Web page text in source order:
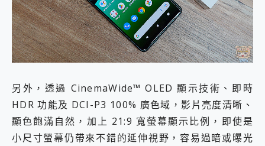
另外，透過 CinemaWide™ OLED 顯示技術、即時
HDR 功能及 DCI-P3 100% 廣色域，影片亮度清晰、
顯色飽滿自然，加上 21:9 寬螢幕顯示比例，即使是
小尺寸螢幕仍帶來不錯的延伸視野，容易過暗或曝光